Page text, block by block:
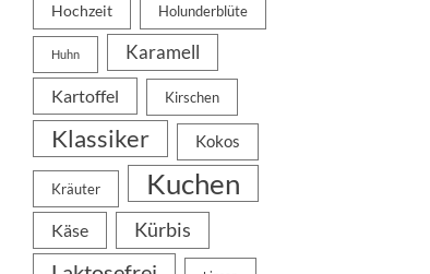
Hochzeit Holunderblüte
Huhn Karamell
Kartoffel Kirschen
Klassiker Kokos
Kräuter Kuchen
Käse Kürbis